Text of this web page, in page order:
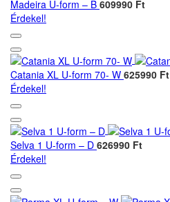
Madeira U-form – B 609990 Ft
Érdekel!
Catania XL U-form 70- W 625990 Ft
Érdekel!
Selva 1 U-form – D 626990 Ft
Érdekel!